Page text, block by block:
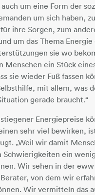
um eine Form der
um sich haben,
ihre Sorgen, zum
um das Thema
sie wo
Menschen ein Stück
sie wieder Fuß fassen
mit allem, was
gerade braucht.“
Energiepreise
sehr viel bewirken,
„Weil wir damit
Schwierigkeiten ein
Wir sehen in der
von dem wir
Wir vermitteln das